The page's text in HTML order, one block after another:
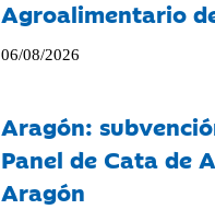
Agroalimentario
06/08/2026
Aragón:
Panel de Cata de
Aragón